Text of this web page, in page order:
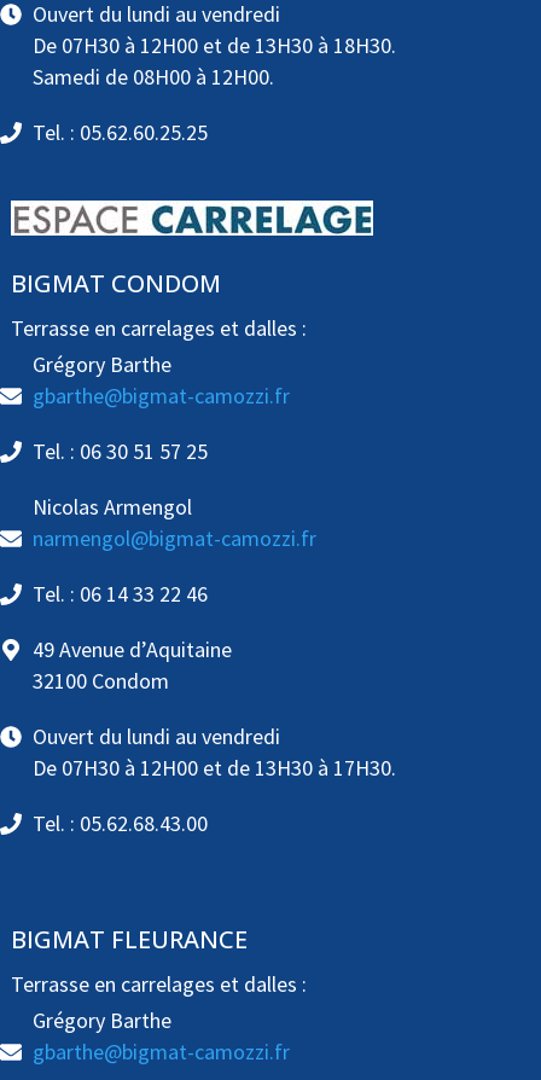
Ouvert du lundi au vendredi
De 07H30 à 12H00 et de 13H30 à 18H30.
Samedi de 08H00 à 12H00.
Tel. : 05.62.60.25.25
BIGMAT CONDOM
Terrasse en carrelages et dalles :
Grégory Barthe
gbarthe@bigmat-camozzi.fr
Tel. : 06 30 51 57 25
Nicolas Armengol
narmengol@bigmat-camozzi.fr
Tel. : 06 14 33 22 46
49 Avenue d’Aquitaine
32100 Condom
Ouvert du lundi au vendredi
De 07H30 à 12H00 et de 13H30 à 17H30.
Tel. : 05.62.68.43.00
BIGMAT FLEURANCE
Terrasse en carrelages et dalles :
Grégory Barthe
gbarthe@bigmat-camozzi.fr